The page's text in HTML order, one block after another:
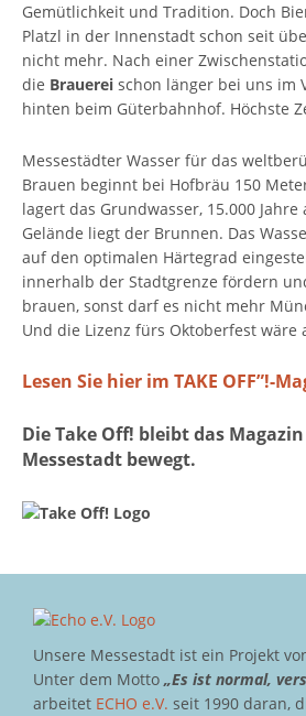
Gemütlichkeit und Tradition. Doch
Platzl in der Innenstadt schon seit
nicht mehr. Nach einer
die Brauerei schon länger bei uns im
hinten beim Güterbahnhof. Höchste
Messestädter Wasser für das
Brauen beginnt bei Hofbräu 150
lagert das Grundwasser, 15.000
Gelände liegt der Brunnen. Das
auf den optimalen Härtegrad
innerhalb der Stadtgrenze fördern
brauen, sonst darf es nicht mehr
Und die Lizenz fürs Oktoberfest wäre
Lesen Sie hier im TAKE OFF”!-
Die Take Off! bleibt das
Messestadt bewegt.
Unsere Messestadt ist ein Projekt
Unter dem Motto „Es ist normal,
arbeitet ECHO e.V. seit 1990 daran,